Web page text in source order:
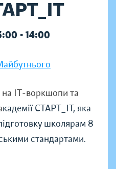
- 14:00
ІТ-воркшопи та
кадемії СТАРТ_ІТ, яка
школярам 8
стандартами.